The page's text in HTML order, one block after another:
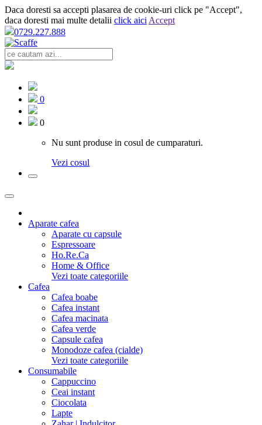
Daca doresti sa accepti plasarea de cookie-uri click pe "Accept",
daca doresti mai multe detalii click aici Accept
0729.227.888
0
0
Nu sunt produse in cosul de cumparaturi.
Vezi cosul
Aparate cafea
Aparate cu capsule
Espressoare
Ho.Re.Ca
Home & Office
Vezi toate categoriile
Cafea
Cafea boabe
Cafea instant
Cafea macinata
Cafea verde
Capsule cafea
Monodoze cafea (cialde)
Vezi toate categoriile
Consumabile
Cappuccino
Ceai instant
Ciocolata
Lapte